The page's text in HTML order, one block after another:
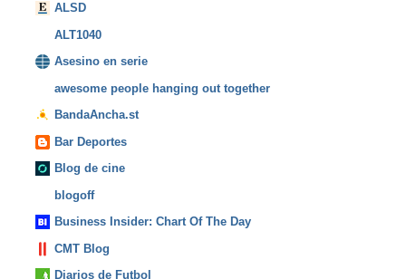
ALSD
ALT1040
Asesino en serie
awesome people hanging out together
BandaAncha.st
Bar Deportes
Blog de cine
blogoff
Business Insider: Chart Of The Day
CMT Blog
Diarios de Futbol